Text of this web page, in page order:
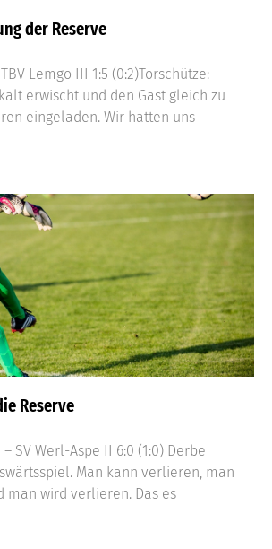
der Reserve
Lemgo III 1:5 (0:2)Torschütze:
erwischt und den Gast gleich zu
eingeladen. Wir hatten uns
Reserve
SV Werl-Aspe II 6:0 (1:0) Derbe
Man kann verlieren, man
man wird verlieren. Das es